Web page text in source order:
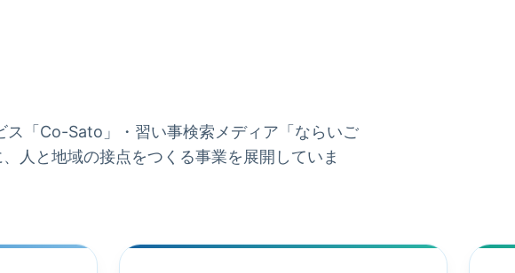
「Co-Sato」・習い事検索メディア「ならいご
人と地域の接点をつくる事業を展開していま